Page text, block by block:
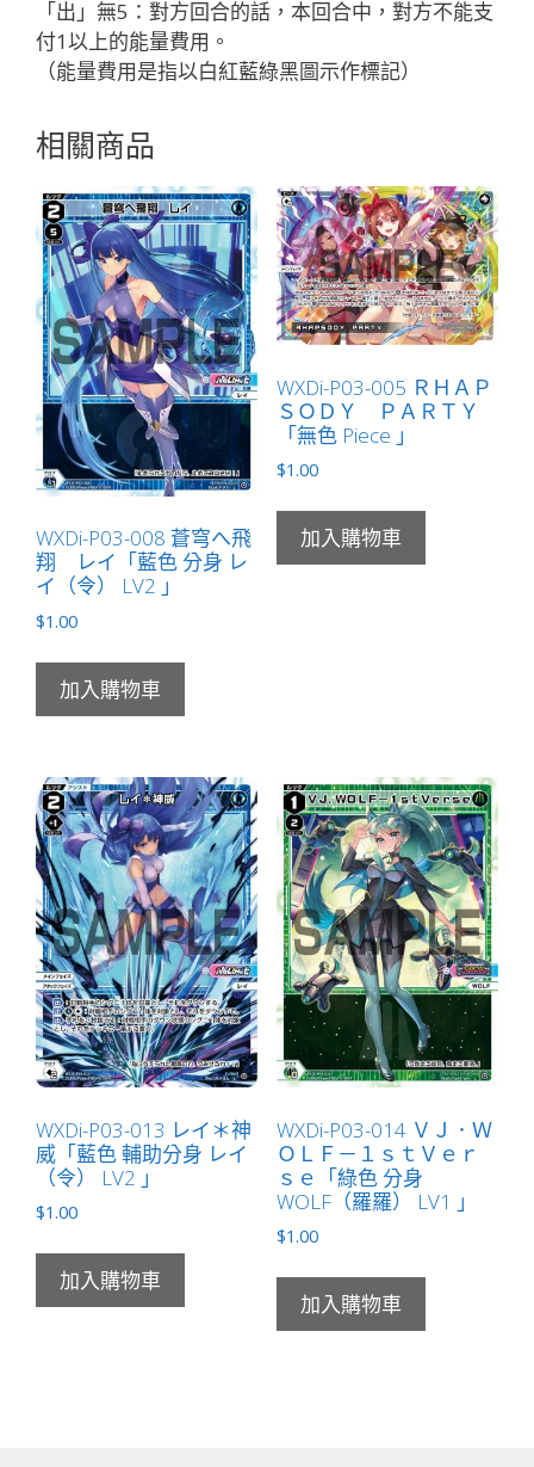
助
分
身
ラ
（平
和）
LV2
」
數
量
「出」無5：對方回合的話，本回合中，對方不能支
付1以上的能量費用。
（能量費用是指以白紅藍綠黑圖示作標記）
相關商品
WXDi-P03-008 蒼穹へ飛
翔 レイ「藍色 分身 レ
イ（令） LV2 」
$1.00
加入購物車
WXDi-P03-005 ＲＨＡＰ
ＳＯＤＹ ＰＡＲＴＹ
「無色 Piece 」
$1.00
加入購物車
WXDi-P03-013 レイ＊神
威「藍色 輔助分身 レイ
（令） LV2 」
$1.00
加入購物車
WXDi-P03-014 ＶＪ．Ｗ
ＯＬＦ－１ｓｔＶｅｒ
ｓｅ「綠色 分身
WOLF（羅羅） LV1 」
$1.00
加入購物車